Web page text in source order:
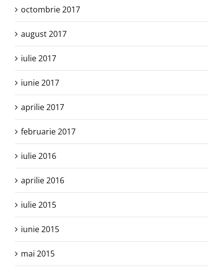
octombrie 2017
august 2017
iulie 2017
iunie 2017
aprilie 2017
februarie 2017
iulie 2016
aprilie 2016
iulie 2015
iunie 2015
mai 2015